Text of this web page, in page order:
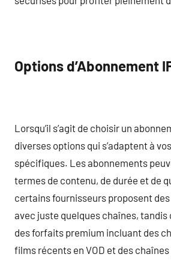
Options d’Abonnement
Lorsqu’il s’agit de choisir un
diverses options qui s’adaptent à
spécifiques. Les abonnements
termes de contenu, de durée et de
certains fournisseurs proposent
avec juste quelques chaînes, tandis
des forfaits premium incluant des
films récents en VOD et des